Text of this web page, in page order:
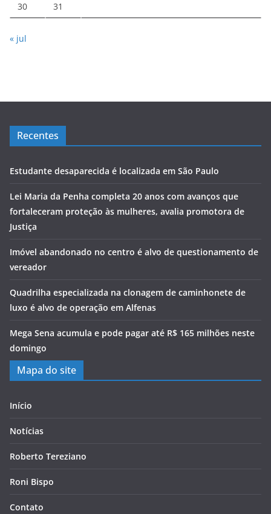
30 31
« jul
Recentes
Estudante desaparecida é localizada em São Paulo
Lei Maria da Penha completa 20 anos com avanços que
fortaleceram proteção às mulheres, avalia promotora de
Justiça
Imóvel abandonado no centro é alvo de questionamento de
vereador
Quadrilha especializada na clonagem de caminhonete de
luxo é alvo de operação em Alfenas
Mega Sena acumula e pode pagar até R$ 165 milhões neste
domingo
Mapa do site
Início
Notícias
Roberto Tereziano
Roni Bispo
Contato